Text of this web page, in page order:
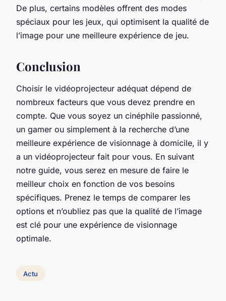
De plus, certains modèles offrent des modes
spéciaux pour les jeux, qui optimisent la qualité de
l’image pour une meilleure expérience de jeu.
Conclusion
Choisir le vidéoprojecteur adéquat dépend de
nombreux facteurs que vous devez prendre en
compte. Que vous soyez un cinéphile passionné,
un gamer ou simplement à la recherche d’une
meilleure expérience de visionnage à domicile, il y
a un vidéoprojecteur fait pour vous. En suivant
notre guide, vous serez en mesure de faire le
meilleur choix en fonction de vos besoins
spécifiques. Prenez le temps de comparer les
options et n’oubliez pas que la qualité de l’image
est clé pour une expérience de visionnage
optimale.
Actu